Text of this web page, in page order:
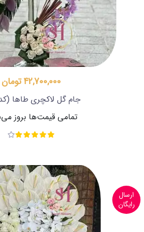
42,700,000 تومان
جام گل لاکچری طاها
تمامی قیمت‌ها بروز
ارسال
رایگان